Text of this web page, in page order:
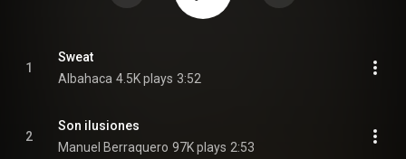
1
Sweat
Albahaca 4.5K plays 3:52
2
Son ilusiones
Manuel Berraquero 97K plays 2:53